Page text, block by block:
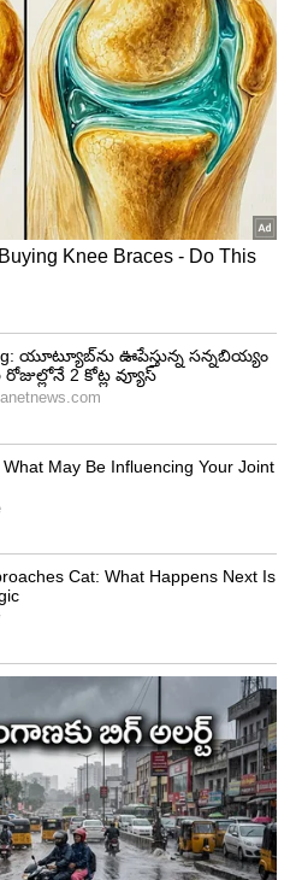
టీ20 మ్యాచుల్లో 130
మ్యాచుల్లో ఓడిపోగా,
వర్షం కారణంగా టైగా
ఫలితం తేలకుండానే
మ్యాచులు ఆడిన రోహిత్
ఆడిన క్రికెటర్‌గా టాప్‌లో
స్టిర్లింగ్ 129 టీ20
ఉన్నాడు. షోయబ్ మాలిక్ 124